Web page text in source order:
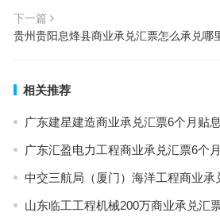
下一篇
贵州贵阳息烽县商业承兑汇票怎么承兑哪
相关推荐
广东建星建造商业承兑汇票6个月贴
广东汇盈电力工程商业承兑汇票6个
中交三航局（厦门）海洋工程商业承
山东临工工程机械200万商业承兑汇